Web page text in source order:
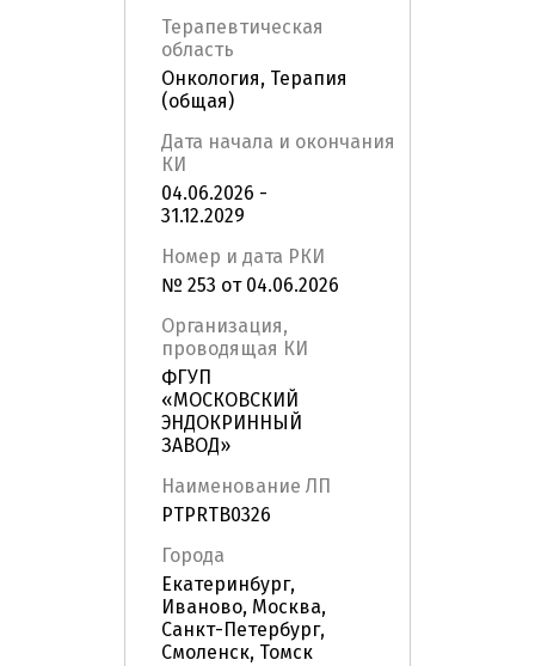
Терапевтическая
область
Онкология, Терапия
(общая)
Дата начала и окончания
КИ
04.06.2026 -
31.12.2029
Номер и дата РКИ
№ 253 от 04.06.2026
Организация,
проводящая КИ
ФГУП
«МОСКОВСКИЙ
ЭНДОКРИННЫЙ
ЗАВОД»
Наименование ЛП
PTPRTB0326
Города
Екатеринбург,
Иваново, Москва,
Санкт-Петербург,
Смоленск, Томск